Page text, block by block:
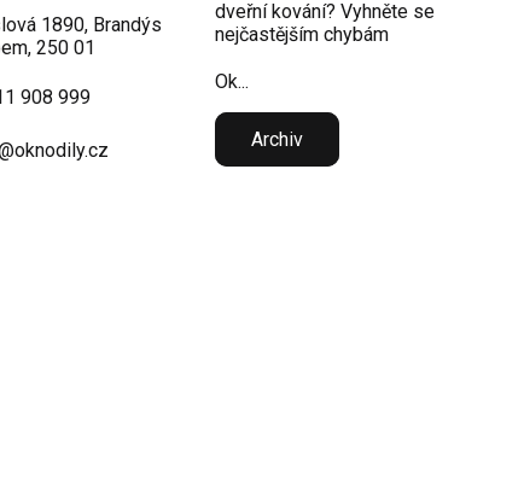
1890, Brandýs
250 01
908 999
dveřní kování? Vyhněte se
nejčastějším chybám
Ok...
Archiv